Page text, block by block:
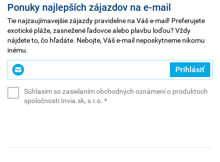
Ponuky najlepších zájazdov na e-mail
Tie najzaujímavejšie zájazdy pravidelne na Váš e-mail! Preferujete
exotické pláže, zasnežené ľadovce alebo plavbu loďou? Vždy
nájdete to, čo hľadáte. Nebojte, Váš e-mail neposkytneme nikomu
inému.
Zadajte
svoj
Prihlásiť
Súhlasím so zasielaním obchodných oznámení o produktoch
spoločnosti Invia.sk, s.r.o. *(povinné)